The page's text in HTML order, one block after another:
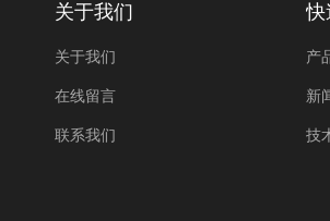
关于我们
关于我们
在线留言
联系我们
快
产
新
技